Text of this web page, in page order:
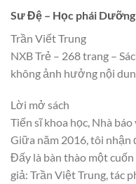
Sư Đệ – Học phái
Trần Viết Trung
NXB Trẻ – 268 trang –
không ảnh hưởng nội
Lời mở sách
Tiến sĩ khoa học, Nhà
Giữa năm 2016, tôi
Đấy là bàn thào một cuốn
giả: Trần Việt Trung, tác